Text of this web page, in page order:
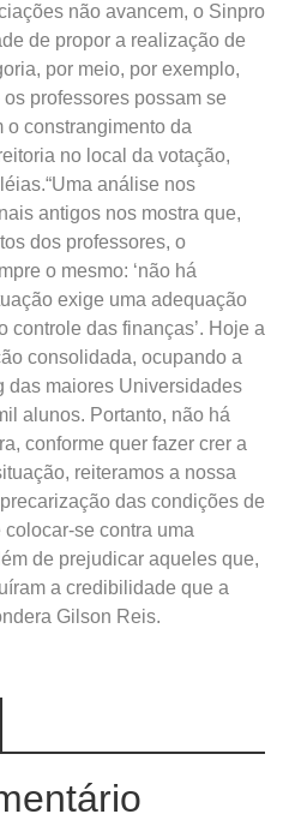
não avancem, o Sinpro
de propor a realização de
por meio, por exemplo,
professores possam se
o constrangimento da
no local da votação,
análise nos
antigos nos mostra que,
dos professores, o
o mesmo: ‘não há
exige uma adequação
controle das finanças’. Hoje a
consolidada, ocupando a
das maiores Universidades
alunos. Portanto, não há
conforme quer fazer crer a
reiteramos a nossa
das condições de
se contra uma
de prejudicar aqueles que,
a credibilidade que a
Gilson Reis.